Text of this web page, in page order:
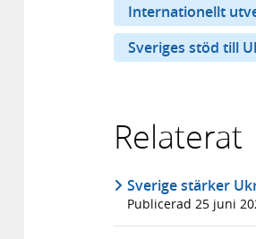
Internationellt
Sveriges stöd till
Relaterat
Sverige stärker
Publicerad 25 juni